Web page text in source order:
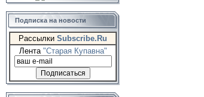
Подписка на новости
Рассылки Subscribe.Ru
Лента "Старая Купавна"